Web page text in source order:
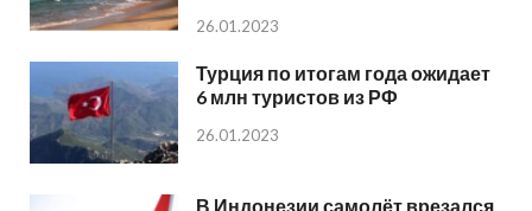
26.01.2023
Турция по итогам года ожидает
6 млн туристов из РФ
26.01.2023
В Индонезии самолёт врезался